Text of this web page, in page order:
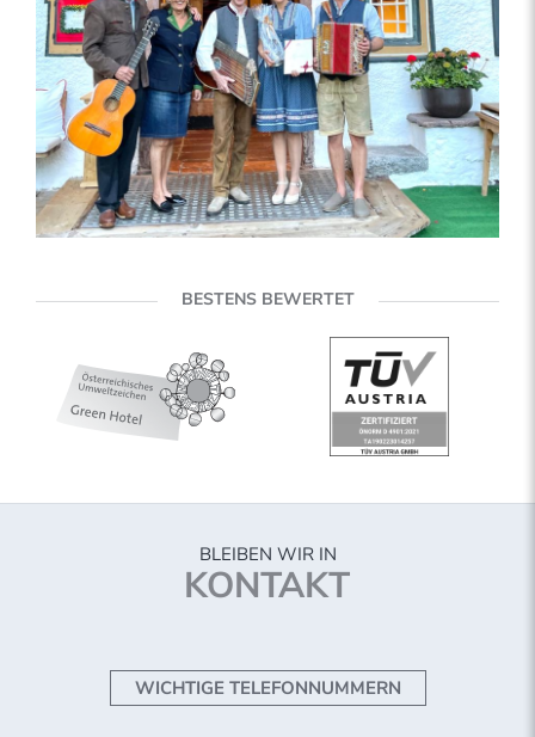
BESTENS BEWERTET
BLEIBEN WIR IN
KONTAKT
WICHTIGE TELEFONNUMMERN